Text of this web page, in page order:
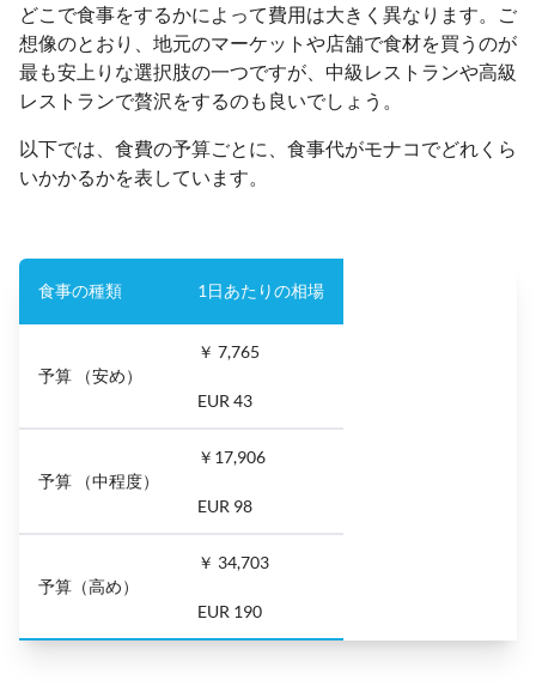
どこで食事をするかによって費用は大きく異なります。ご
想像のとおり、地元のマーケットや店舗で食材を買うのが
最も安上りな選択肢の一つですが、中級レストランや高級
レストランで贅沢をするのも良いでしょう。
以下では、食費の予算ごとに、食事代がモナコでどれくら
いかかるかを表しています。
食事の種類 1日あたりの相場
予算 （安め）
￥ 7,765
EUR 43
予算 （中程度）
￥17,906
EUR 98
予算（高め）
￥ 34,703
EUR 190